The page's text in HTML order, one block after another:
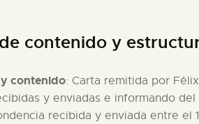
contenido y
contenido: Carta remitida por
y enviadas e informando
recibida y enviada entre el